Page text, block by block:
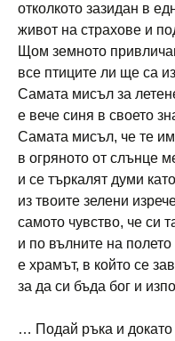
отколкото зазидан в
живот на страхове и
Щом земното
все птиците ли ще са
Самата мисъл за
е вече синя в своето
Самата мисъл, че те
в огряното от слънце
и се търкалят думи
из твоите зелени
самото чувство, че си
и по вълните на
е храмът, в който се
за да си бъда бог и
… Подай ръка и докато